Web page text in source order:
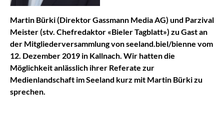
Martin Bürki (Direktor Gassmann Media AG) und Parzival
Meister (stv. Chefredaktor «Bieler Tagblatt») zu Gast an
der Mitgliederversammlung von seeland.biel/bienne vom
12. Dezember 2019 in Kallnach. Wir hatten die
Möglichkeit anlässlich ihrer Referate zur
Medienlandschaft im Seeland kurz mit Martin Bürki zu
sprechen.